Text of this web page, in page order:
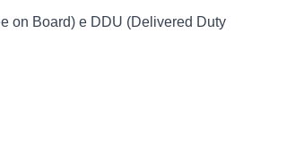
on Board) e DDU (Delivered Duty